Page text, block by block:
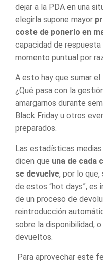
dejar a la PDA en una
elegirla supone mayor
coste de ponerlo en
capacidad de
momento puntual por
A esto hay que sumar
¿Qué pasa con la
amargarnos durante
Black Friday u otros
preparados.
Las estadísticas
dicen que una de cada
se devuelve, por lo
de estos “hot days”, es
de un proceso de
reintroducción
sobre la disponibilidad,
devueltos.
Para aprovechar este